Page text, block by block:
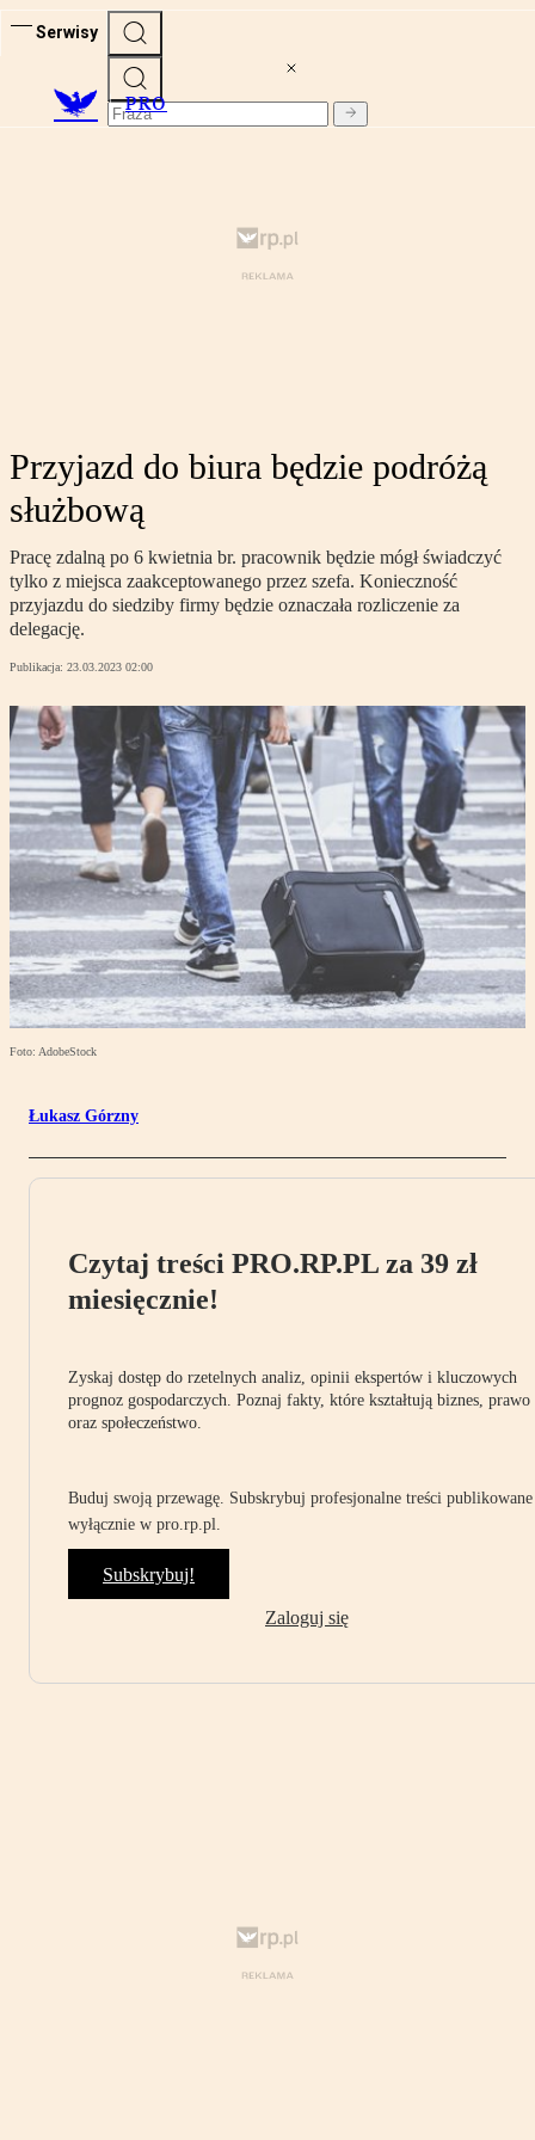
Serwisy
PRO
Przyjazd do biura będzie podróżą
służbową
Pracę zdalną po 6 kwietnia br. pracownik będzie mógł świadczyć
tylko z miejsca zaakceptowanego przez szefa. Konieczność
przyjazdu do siedziby firmy będzie oznaczała rozliczenie za
delegację.
Publikacja: 23.03.2023 02:00
Foto: AdobeStock
Łukasz Górzny
Czytaj treści PRO.RP.PL za 39 zł
miesięcznie!
Zyskaj dostęp do rzetelnych analiz, opinii ekspertów i kluczowych
prognoz gospodarczych. Poznaj fakty, które kształtują biznes, prawo
oraz społeczeństwo.
Buduj swoją przewagę. Subskrybuj profesjonalne treści publikowane
wyłącznie w pro.rp.pl.
Subskrybuj!
Zaloguj się